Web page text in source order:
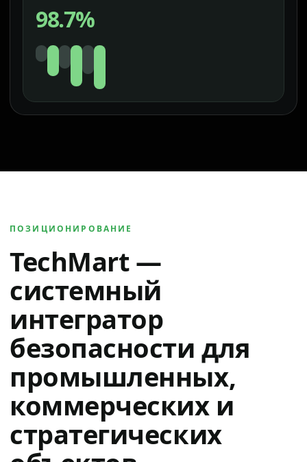
98.7%
ПОЗИЦИОНИРОВАНИЕ
TechMart —
системный
интегратор
безопасности для
промышленных,
коммерческих и
стратегических